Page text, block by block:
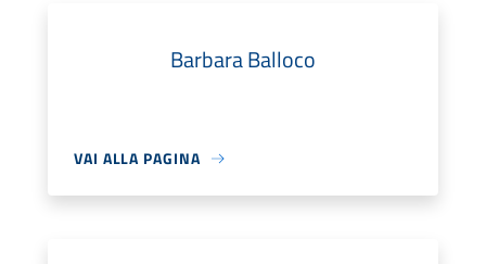
Barbara Balloco
VAI ALLA PAGINA